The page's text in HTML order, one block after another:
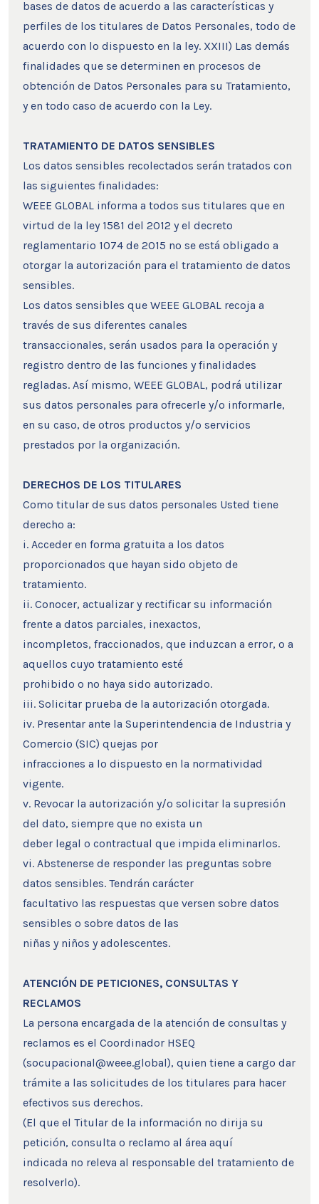
bases de datos de acuerdo a las características y
perfiles de los titulares de Datos Personales, todo de
acuerdo con lo dispuesto en la ley. XXIII) Las demás
finalidades que se determinen en procesos de
obtención de Datos Personales para su Tratamiento,
y en todo caso de acuerdo con la Ley.
TRATAMIENTO DE DATOS SENSIBLES
Los datos sensibles recolectados serán tratados con
las siguientes finalidades:
WEEE GLOBAL informa a todos sus titulares que en
virtud de la ley 1581 del 2012 y el decreto
reglamentario 1074 de 2015 no se está obligado a
otorgar la autorización para el tratamiento de datos
sensibles.
Los datos sensibles que WEEE GLOBAL recoja a
través de sus diferentes canales
transaccionales, serán usados para la operación y
registro dentro de las funciones y finalidades
regladas. Así mismo, WEEE GLOBAL, podrá utilizar
sus datos personales para ofrecerle y/o informarle,
en su caso, de otros productos y/o servicios
prestados por la organización.
DERECHOS DE LOS TITULARES
Como titular de sus datos personales Usted tiene
derecho a:
i. Acceder en forma gratuita a los datos
proporcionados que hayan sido objeto de
tratamiento.
ii. Conocer, actualizar y rectificar su información
frente a datos parciales, inexactos,
incompletos, fraccionados, que induzcan a error, o a
aquellos cuyo tratamiento esté
prohibido o no haya sido autorizado.
iii. Solicitar prueba de la autorización otorgada.
iv. Presentar ante la Superintendencia de Industria y
Comercio (SIC) quejas por
infracciones a lo dispuesto en la normatividad
vigente.
v. Revocar la autorización y/o solicitar la supresión
del dato, siempre que no exista un
deber legal o contractual que impida eliminarlos.
vi. Abstenerse de responder las preguntas sobre
datos sensibles. Tendrán carácter
facultativo las respuestas que versen sobre datos
sensibles o sobre datos de las
niñas y niños y adolescentes.
ATENCIÓN DE PETICIONES, CONSULTAS Y
RECLAMOS
La persona encargada de la atención de consultas y
reclamos es el Coordinador HSEQ
(socupacional@weee.global), quien tiene a cargo dar
trámite a las solicitudes de los titulares para hacer
efectivos sus derechos.
(El que el Titular de la información no dirija su
petición, consulta o reclamo al área aquí
indicada no releva al responsable del tratamiento de
resolverlo).